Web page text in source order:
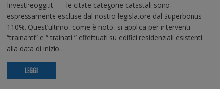
Investireoggi.it — le citate categorie catastali sono
espressamente escluse dal nostro legislatore dal Superbonus
110%. Quest’ultimo, come è noto, si applica per interventi
“trainanti” e “ trainati ” effettuati su edifici residenziali esistenti
alla data di inizio…
LEGGI